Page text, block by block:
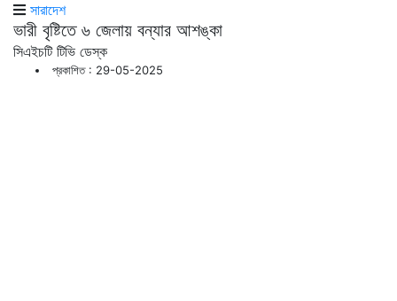
সারাদেশ
ভারী বৃষ্টিতে ৬ জেলায় বন্যার আশঙ্কা
সিএইচটি টিভি ডেস্ক
প্রকাশিত : 29-05-2025